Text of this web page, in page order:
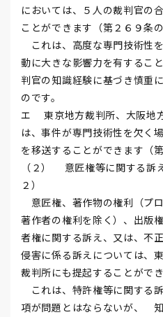
においては、５人の裁判官の
ことができます（第２６９条
これは、高度な専門技術性
動に大きな影響力を有するこ
判官の知識経験に基づき慎重
のです。
エ 東京地方裁判所、大阪地
は、事件が専門技術性を欠く
を移送することができます（
（２） 意匠権等に関する訴
２）
意匠権、著作物の権利（プ
著作者の権利を除く）、出版
者権に関する訴え、又は、不
侵害に係る訴えについては、
裁判所にも提起することができ
これは、特許権等に関する
項が問題とはならないが、